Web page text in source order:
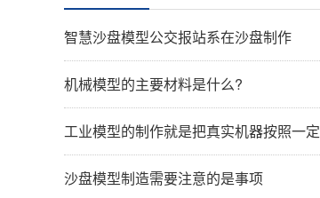
智慧沙盘模型公交报站系在沙盘制作
机械模型的主要材料是什么?
工业模型的制作就是把真实机器按照一定比例做出来
沙盘模型制造需要注意的是事项